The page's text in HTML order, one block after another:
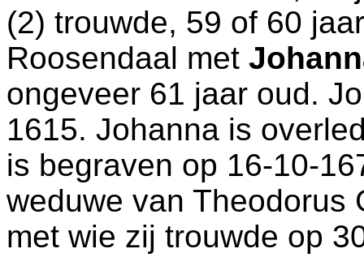
(2) trouwde, 59 of 60
Roosendaal met
ongeveer 61 jaar oud.
1615. Johanna is
is begraven op 16-10-
weduwe van Theodorus
met wie zij trouwde op